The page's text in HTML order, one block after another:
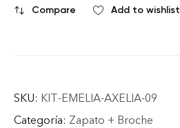
Compare Add to wishlist
SKU: KIT-EMELIA-AXELIA-09
Categoría: Zapato + Broche